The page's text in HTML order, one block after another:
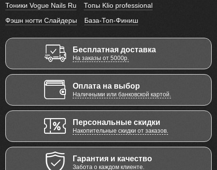
Тоники Vogue Nails Ru
Топы Klio professional
Фэшн ногти Слайдеры
База-Топ-Финиш
Бесплатная доставка
На заказы от 5000р.
Оплата на выбор
Наличными или банковской картой.
Персональные скидки
Накопительные скидки от заказов.
Гарантия и качество
Забота о каждом клиенте.